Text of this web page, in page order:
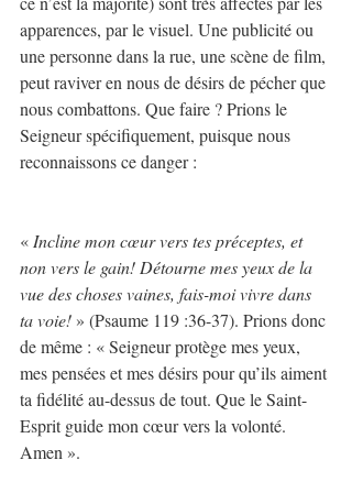
apparences, par le visuel. Une publicité ou
une personne dans la rue, une scène de film,
peut raviver en nous de désirs de pécher que
nous combattons. Que faire ? Prions le
Seigneur spécifiquement, puisque nous
reconnaissons ce danger :
« Incline mon cœur vers tes préceptes, et
non vers le gain! Détourne mes yeux de la
vue des choses vaines, fais-moi vivre dans
ta voie! » (Psaume 119 :36-37). Prions donc
de même : « Seigneur protège mes yeux,
mes pensées et mes désirs pour qu’ils aiment
ta fidélité au-dessus de tout. Que le Saint-
Esprit guide mon cœur vers la volonté.
Amen ».